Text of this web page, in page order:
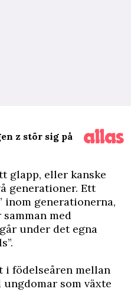
z stör sig på
glapp, eller kanske
generationer. Ett
inom generationerna,
med
under det egna
födelseåren mellan
ungdomar som växte